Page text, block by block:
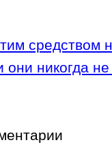
средством
никогда не